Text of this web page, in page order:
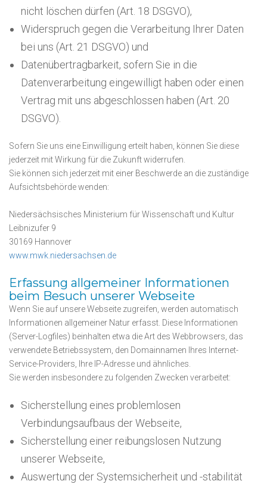
nicht löschen dürfen (Art. 18 DSGVO),
Widerspruch gegen die Verarbeitung Ihrer Daten
bei uns (Art. 21 DSGVO) und
Datenübertragbarkeit, sofern Sie in die
Datenverarbeitung eingewilligt haben oder einen
Vertrag mit uns abgeschlossen haben (Art. 20
DSGVO).
Sofern Sie uns eine Einwilligung erteilt haben, können Sie diese
jederzeit mit Wirkung für die Zukunft widerrufen.
Sie können sich jederzeit mit einer Beschwerde an die zuständige
Aufsichtsbehörde wenden:
Niedersächsisches Ministerium für Wissenschaft und Kultur
Leibnizufer 9
30169 Hannover
www.mwk.niedersachsen.de
Erfassung allgemeiner Informationen
beim Besuch unserer Webseite
Wenn Sie auf unsere Webseite zugreifen, werden automatisch
Informationen allgemeiner Natur erfasst. Diese Informationen
(Server-Logfiles) beinhalten etwa die Art des Webbrowsers, das
verwendete Betriebssystem, den Domainnamen Ihres Internet-
Service-Providers, Ihre IP-Adresse und ähnliches.
Sie werden insbesondere zu folgenden Zwecken verarbeitet:
Sicherstellung eines problemlosen
Verbindungsaufbaus der Webseite,
Sicherstellung einer reibungslosen Nutzung
unserer Webseite,
Auswertung der Systemsicherheit und -stabilität